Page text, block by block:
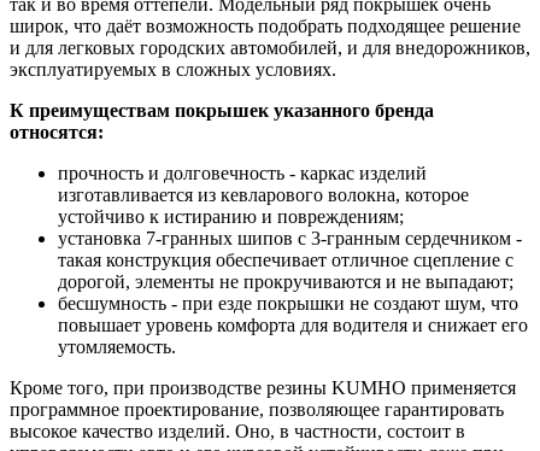
широк, что даёт возможность подобрать подходящее решение
и для легковых городских автомобилей, и для внедорожников,
эксплуатируемых в сложных условиях.
К преимуществам покрышек указанного бренда
относятся:
прочность и долговечность - каркас изделий
изготавливается из кевларового волокна, которое
устойчиво к истиранию и повреждениям;
установка 7-гранных шипов с 3-гранным сердечником -
такая конструкция обеспечивает отличное сцепление с
дорогой, элементы не прокручиваются и не выпадают;
бесшумность - при езде покрышки не создают шум, что
повышает уровень комфорта для водителя и снижает его
утомляемость.
Кроме того, при производстве резины KUMHO применяется
программное проектирование, позволяющее гарантировать
высокое качество изделий. Оно, в частности, состоит в